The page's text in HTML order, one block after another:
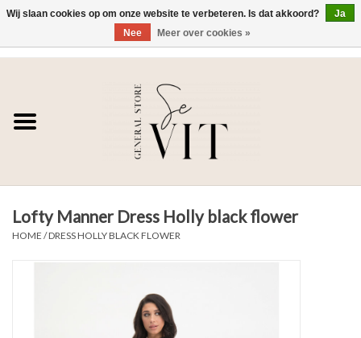
SE VIT
HEREN
Lofty Manner Dress Holly black flower
HOME /DRESS HOLLY BLACK FLOWER
Wij slaan cookies op om onze website te verbeteren. Is dat akkoord?
Ja
Nee
Meer over cookies »